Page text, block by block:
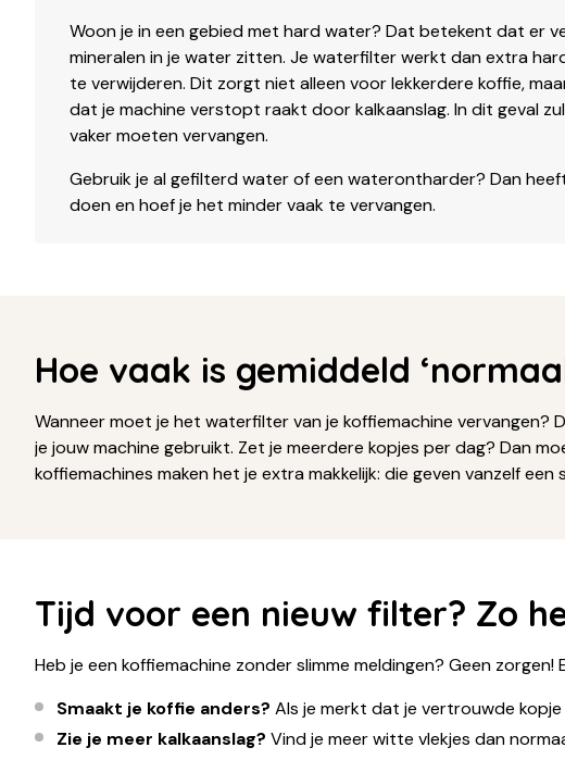
Woon je in een gebied met hard water? Dat betekent dat er
mineralen in je water zitten. Je waterfilter werkt dan extra
te verwijderen. Dit zorgt niet alleen voor lekkerdere koffie,
dat je machine verstopt raakt door kalkaanslag. In dit geval
vaker moeten vervangen.
Gebruik je al gefilterd water of een waterontharder? Dan
doen en hoef je het minder vaak te vervangen.
Hoe vaak is gemiddeld
Wanneer moet je het waterfilter van je koffiemachine vervangen?
je jouw machine gebruikt. Zet je meerdere kopjes per dag? Dan
koffiemachines maken het je extra makkelijk: die geven vanzelf
Tijd voor een nieuw filter? Zo
Heb je een koffiemachine zonder slimme meldingen? Geen
Smaakt je koffie anders? Als je merkt dat je vertrouwde
Zie je meer kalkaanslag? Vind je meer witte vlekjes dan